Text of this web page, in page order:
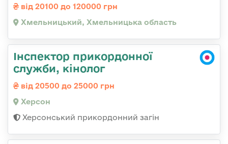
від 20100 до 120000 грн
Хмельницький, Хмельницька область
Інспектор прикордонної
служби, кінолог
від 20500 до 25000 грн
Херсон
Херсонський прикордонний загін